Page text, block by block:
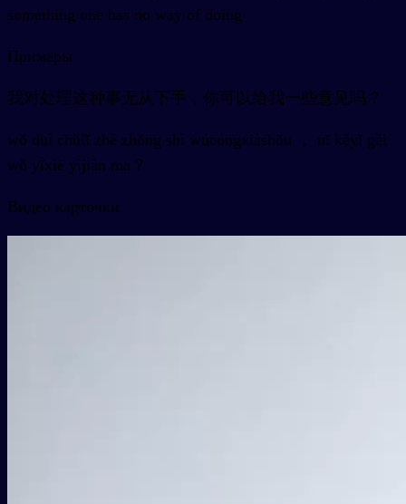
something one has no way of doing
Примеры
我对处理这种事无从下手，你可以给我一些意见吗？
wǒ duì chǔlǐ zhè zhǒng shì wúcóngxiàshǒu ， nǐ kěyǐ gěi
wǒ yīxiē yìjiàn ma？
Видео карточки